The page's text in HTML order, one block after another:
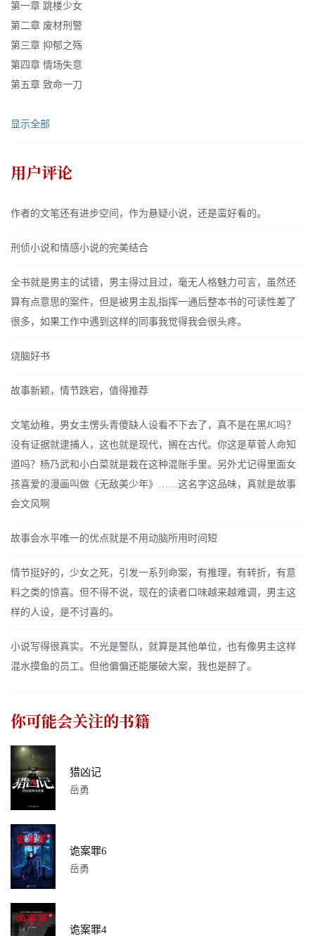
第一章 跳楼少女
第二章 废材刑警
第三章 抑郁之殇
第四章 情场失意
第五章 致命一刀
显示全部
用户评论
作者的文笔还有进步空间，作为悬疑小说，还是蛮好看的。
刑侦小说和情感小说的完美结合
全书就是男主的试错，男主得过且过，毫无人格魅力可言，虽然还
算有点意思的案件，但是被男主乱指挥一通后整本书的可读性差了
很多，如果工作中遇到这样的同事我觉得我会很头疼。
烧脑好书
故事新颖，情节跌宕，值得推荐
文笔幼稚，男女主愣头青傻缺人设看不下去了，真不是在黑JC吗？
没有证据就逮捕人，这也就是现代，搁在古代。你这是草菅人命知
道吗？杨乃武和小白菜就是栽在这种混账手里。另外尤记得里面女
孩喜爱的漫画叫做《无敌美少年》……这名字这品味，真就是故事
会文风啊
故事会水平唯一的优点就是不用动脑所用时间短
情节挺好的，少女之死，引发一系列命案，有推理，有转折，有意
料之类的惊喜。但不得不说，现在的读者口味越来越难调，男主这
样的人设，是不讨喜的。
小说写得很真实。不光是警队，就算是其他单位，也有像男主这样
混水摸鱼的员工。但他偏偏还能屡破大案，我也是醉了。
你可能会关注的书籍
猎凶记
岳勇
诡案罪6
岳勇
诡案罪4